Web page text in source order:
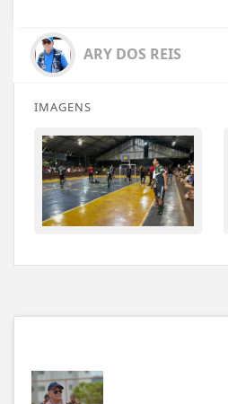
ARY DOS REIS
IMAGENS